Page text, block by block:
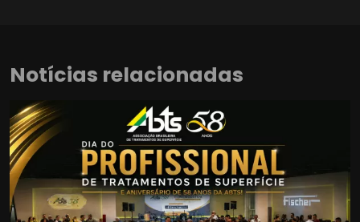
Notícias relacionadas